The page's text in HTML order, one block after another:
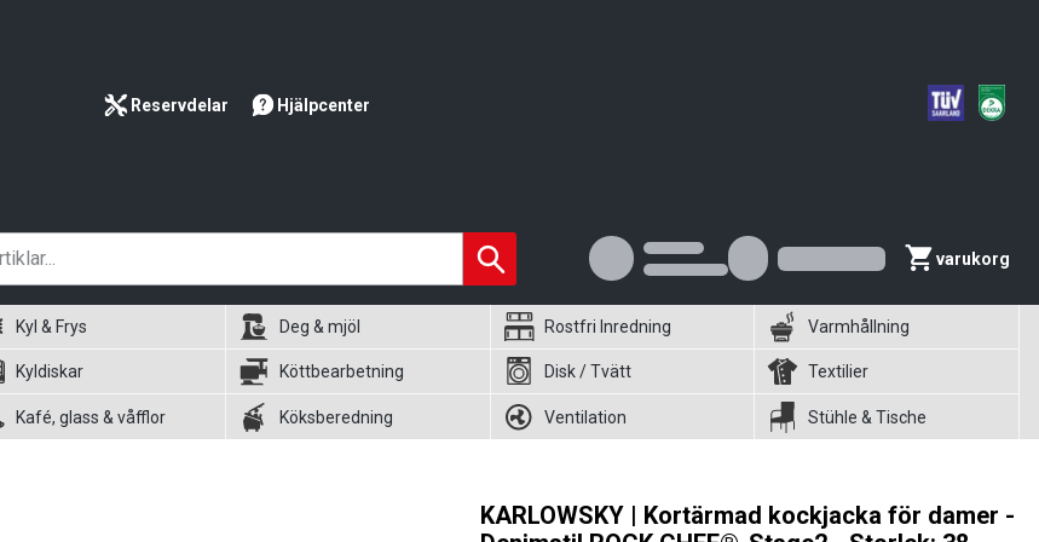
Reservdelar Hjälpcenter
varukorg
Kyl & Frys Deg & mjöl Rostfri Inredning Varmhållning
Kyldiskar Köttbearbetning Disk / Tvätt Textilier
Kafé, glass & våfflor Köksberedning Ventilation Stühle & Tische
KARLOWSKY | Kortärmad kockjacka för damer -